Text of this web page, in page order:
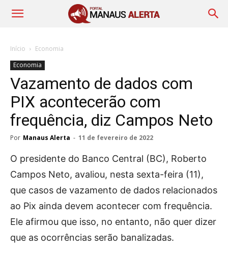
Início
Economia
Economia
Vazamento de dados com
PIX acontecerão com
frequência, diz Campos Neto
Por Manaus Alerta - 11 de fevereiro de 2022
O presidente do Banco Central (BC), Roberto
Campos Neto, avaliou, nesta sexta-feira (11),
que casos de vazamento de dados relacionados
ao Pix ainda devem acontecer com frequência.
Ele afirmou que isso, no entanto, não quer dizer
que as ocorrências serão banalizadas.